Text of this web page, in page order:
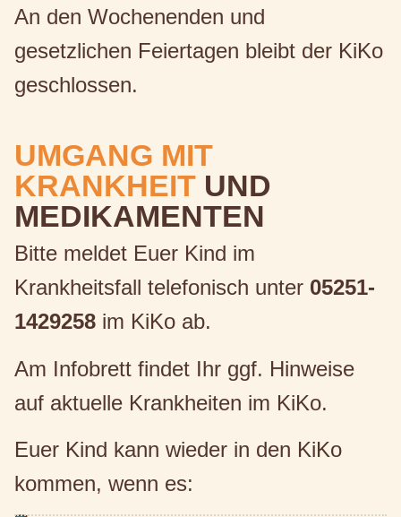
An den Wochenenden und
gesetzlichen Feiertagen bleibt der KiKo
geschlossen.
UMGANG MIT
KRANKHEIT UND
MEDIKAMENTEN
Bitte meldet Euer Kind im
Krankheitsfall telefonisch unter 05251-
1429258 im KiKo ab.
Am Infobrett findet Ihr ggf. Hinweise
auf aktuelle Krankheiten im KiKo.
Euer Kind kann wieder in den KiKo
kommen, wenn es: